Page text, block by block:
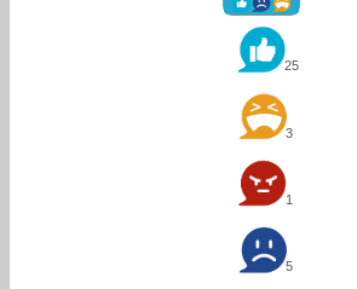
25
3
1
5